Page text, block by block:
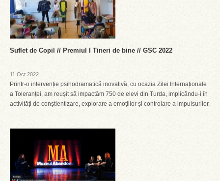
Suflet de Copil // Premiul I Tineri de bine // GSC 2022
11 Oct 2022
Printr-o intervenție psihodramatică inovativă, cu ocazia Zilei Internaționale
a Toleranței, am reușit să impactăm 750 de elevi din Turda, implicându-i în
activități de conștientizare, explorare a emoțiilor și controlare a impulsurilor.